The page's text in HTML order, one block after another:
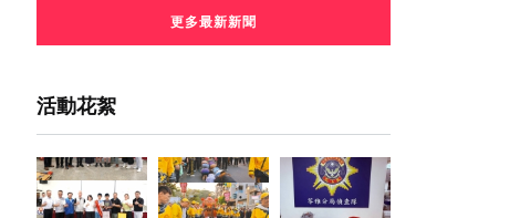
更多最新新聞
活動花絮